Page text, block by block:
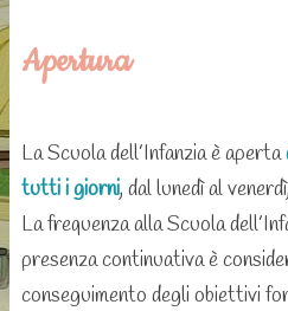
Apertura
La Scuola dell’Infanzia è aperta
tutti i giorni, dal lunedì al
La frequenza alla Scuola
presenza continuativa è
conseguimento degli obiettivi